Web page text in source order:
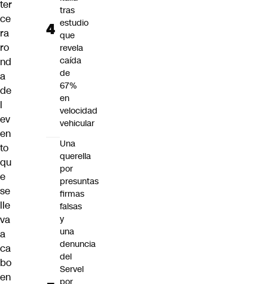
ter
ce
ra
ro
nd
a
de
l
ev
en
to
qu
e
se
lle
va
a
ca
bo
en
tras
estudio
que
revela
caída
de
67%
en
velocidad
vehicular
Una
querella
por
presuntas
firmas
falsas
y
una
denuncia
del
Servel
por